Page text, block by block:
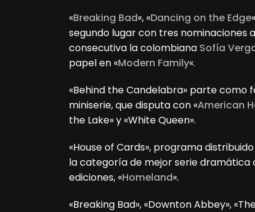
«Breaking Bad«, «Dancing on the Edge
segundo lugar con tres nominaciones
consecutiva la colombiana Sofía
papel en «Modern Family«.
«Behind the Candelabra» parte
miniserie, que disputa con «American
the Lake» y «White Queen».
«House of Cards», programa
la categoría de mejor serie dramática
ediciones, «Homeland«.
«Breaking Bad», «Downton Abbey»,